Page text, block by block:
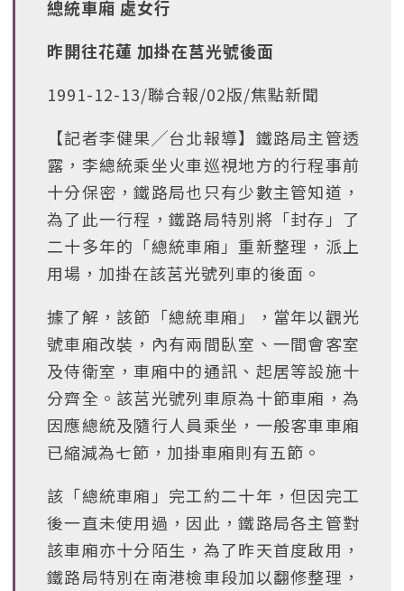
總統車廂 處女行
昨開往花蓮 加掛在莒光號後面
1991-12-13/聯合報/02版/焦點新聞
【記者李健果╱台北報導】鐵路局主管透
露，李總統乘坐火車巡視地方的行程事前
十分保密，鐵路局也只有少數主管知道，
為了此一行程，鐵路局特別將「封存」了
二十多年的「總統車廂」重新整理，派上
用場，加掛在該莒光號列車的後面。
據了解，該節「總統車廂」，當年以觀光
號車廂改裝，內有兩間臥室、一間會客室
及侍衛室，車廂中的通訊、起居等設施十
分齊全。該莒光號列車原為十節車廂，為
因應總統及隨行人員乘坐，一般客車車廂
已縮減為七節，加掛車廂則有五節。
該「總統車廂」完工約二十年，但因完工
後一直未使用過，因此，鐵路局各主管對
該車廂亦十分陌生，為了昨天首度啟用，
鐵路局特別在南港檢車段加以翻修整理，